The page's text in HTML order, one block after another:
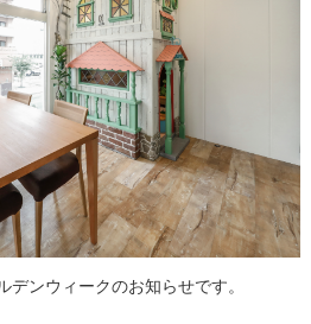
デンウィークのお知らせです。